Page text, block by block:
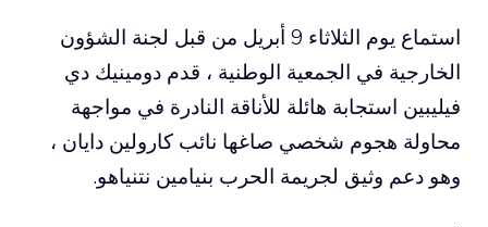
استماع يوم الثلاثاء 9 أبريل من قبل لجنة الشؤون
الخارجية في الجمعية الوطنية ، قدم دومينيك دي
فيليبين استجابة هائلة للأناقة النادرة في مواجهة
محاولة هجوم شخصي صاغها نائب كارولين دايان ،
وهو دعم وثيق لجريمة الحرب بنيامين نتنياهو.